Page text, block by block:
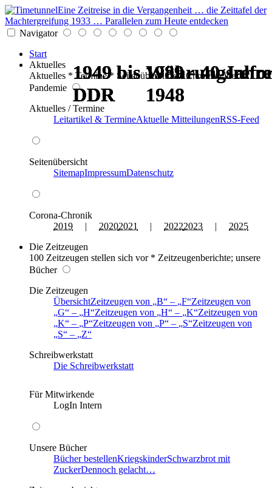
Eine Zeitreise in die Vergangenheit … die Zeittafel der
Machtergreifung 1933 … Parallelen zum Heute entdecken
Navigator
Start
Aktuelles
Aktuelles * Termine * Seitenüberblick * Chronik einer
Pandemie
Aktuelles / Termine
Leitartikel & TermineAktuelle MitteilungenRSS-Feed
Seitenübersicht
SitemapImpressumDatenschutz
Corona-Chronik
2019 | 20202021 | 20222023 | 2025
Die Zeitzeugen
100 Zeitzeugen stellen sich vor * Zeitzeugenberichte; unsere
Bücher
Die Zeitzeugen
ÜbersichtZeitzeugen von B – F Zeitzeugen von
G
– H Zeitzeugen von H – K Zeitzeugen von
K
– P Zeitzeugen von P – S Zeitzeugen von
S
–
Z
Schreibwerkstatt
Die Schreibwerkstatt
Für Mitwirkende
LogIn Intern
Unsere Bücher
Bücher bestellenKriegskinderSchwarzbrot mit
ZuckerDennoch gelacht…
1949 bis 1989 - 40 Jahre
DDR
1948
1949 bis 1989 - 40 Jahre
DDR
1949 bis 1989 - 40 Jahre
DDR
1948
1949 bis 1989 - 40 Jahre
DDR